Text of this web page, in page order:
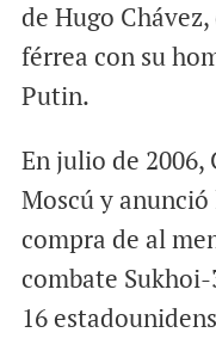
de Hugo
férrea con su
Putin.
En julio de
Moscú y
compra de al
combate
16